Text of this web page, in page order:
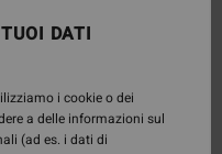
DATI
i cookie o dei
a delle informazioni sul
(ad es. i dati di